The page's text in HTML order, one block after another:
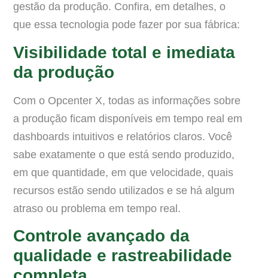
gestão da produção. Confira, em detalhes, o
que essa tecnologia pode fazer por sua fábrica:
Visibilidade total e imediata
da produção
Com o Opcenter X, todas as informações sobre
a produção ficam disponíveis em tempo real em
dashboards intuitivos e relatórios claros. Você
sabe exatamente o que está sendo produzido,
em que quantidade, em que velocidade, quais
recursos estão sendo utilizados e se há algum
atraso ou problema em tempo real.
Controle avançado da
qualidade e rastreabilidade